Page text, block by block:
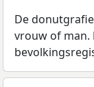
De
vrouw of